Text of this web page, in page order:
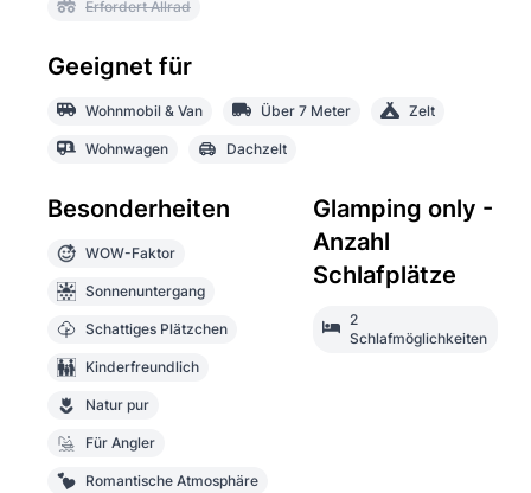
Erfordert Allrad
Geeignet für
Wohnmobil & Van Über 7 Meter Zelt
Wohnwagen Dachzelt
Besonderheiten
WOW-Faktor
Sonnenuntergang
Schattiges Plätzchen
Kinderfreundlich
Natur pur
Für Angler
Romantische Atmosphäre
Glamping only -
Anzahl
Schlafplätze
2
Schlafmöglichkeiten